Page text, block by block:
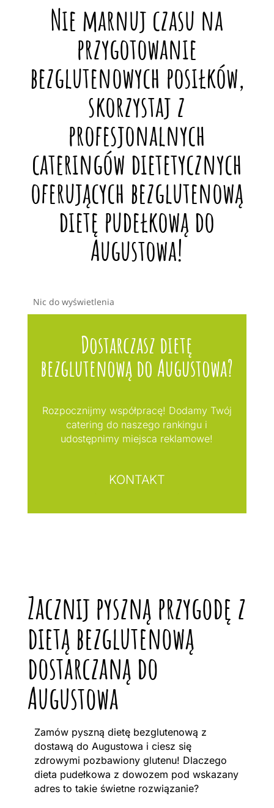
Nie marnuj czasu na
przygotowanie
bezglutenowych posiłków,
skorzystaj z
profesjonalnych
cateringów dietetycznych
oferujących bezglutenową
dietę pudełkową do
Augustowa!
Nic do wyświetlenia
Dostarczasz dietę
bezglutenową do Augustowa?
Rozpocznijmy współpracę! Dodamy Twój
catering do naszego rankingu i
udostępnimy miejsca reklamowe!
KONTAKT
Zacznij pyszną przygodę z
dietą bezglutenową
dostarczaną do
Augustowa
Zamów pyszną dietę bezglutenową z
dostawą do Augustowa i ciesz się
zdrowymi pozbawiony glutenu! Dlaczego
dieta pudełkowa z dowozem pod wskazany
adres to takie świetne rozwiązanie?